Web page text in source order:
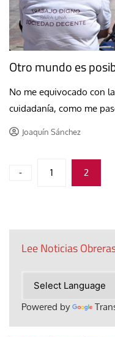
Otro mundo es
No me equivocado con
cuidadanía, como me
Joaquín Sánchez
Paginación
- 1 2
Lee Noticias
Powered by